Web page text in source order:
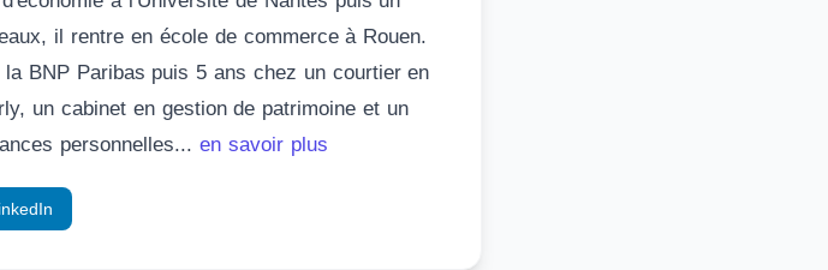
il rentre en école de commerce à Rouen.
BNP Paribas puis 5 ans chez un courtier en
un cabinet en gestion de patrimoine et un
personnelles...en savoir plus